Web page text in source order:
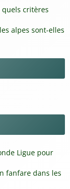
quels critères
alpes sont-elles
Ligue pour
fanfare dans les